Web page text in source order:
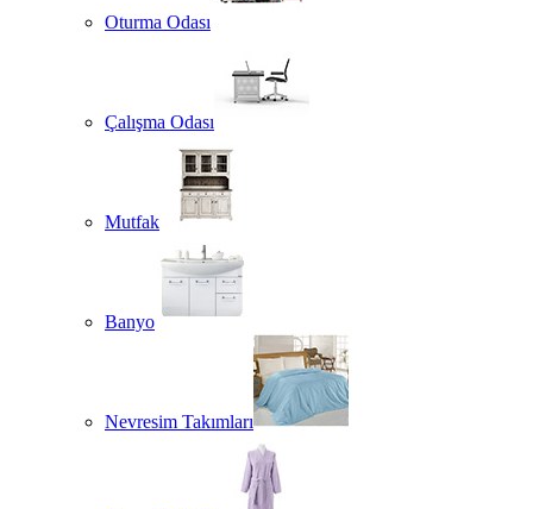
Oturma Odası
Çalışma Odası
Mutfak
Banyo
Nevresim Takımları